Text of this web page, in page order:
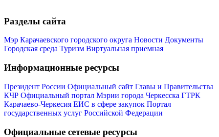
Разделы сайта
Мэр Карачаевского городского округа Новости Документы
Городская среда Туризм Виртуальная приемная
Информационные ресурсы
Президент России Официальный сайт Главы и Правительства
КЧР Официальный портал Мэрии города Черкесска ГТРК
Карачаево-Черкесия ЕИС в сфере закупок Портал
государственных услуг Российской Федерации
Официальные сетевые ресурсы